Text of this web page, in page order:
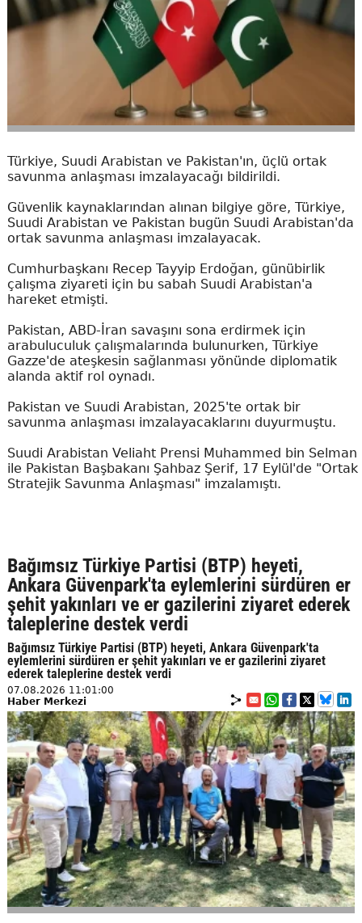
Türkiye, Suudi Arabistan ve Pakistan'ın, üçlü ortak
savunma anlaşması imzalayacağı bildirildi.
Güvenlik kaynaklarından alınan bilgiye göre, Türkiye,
Suudi Arabistan ve Pakistan bugün Suudi Arabistan'da
ortak savunma anlaşması imzalayacak.
Cumhurbaşkanı Recep Tayyip Erdoğan, günübirlik
çalışma ziyareti için bu sabah Suudi Arabistan'a
hareket etmişti.
Pakistan, ABD-İran savaşını sona erdirmek için
arabuluculuk çalışmalarında bulunurken, Türkiye
Gazze'de ateşkesin sağlanması yönünde diplomatik
alanda aktif rol oynadı.
Pakistan ve Suudi Arabistan, 2025'te ortak bir
savunma anlaşması imzalayacaklarını duyurmuştu.
Suudi Arabistan Veliaht Prensi Muhammed bin Selman
ile Pakistan Başbakanı Şahbaz Şerif, 17 Eylül'de "Ortak
Stratejik Savunma Anlaşması" imzalamıştı.
Bağımsız Türkiye Partisi (BTP) heyeti,
Ankara Güvenpark'ta eylemlerini sürdüren er
şehit yakınları ve er gazilerini ziyaret ederek
taleplerine destek verdi
Bağımsız Türkiye Partisi (BTP) heyeti, Ankara Güvenpark'ta
eylemlerini sürdüren er şehit yakınları ve er gazilerini ziyaret
ederek taleplerine destek verdi
07.08.2026 11:01:00
Haber Merkezi